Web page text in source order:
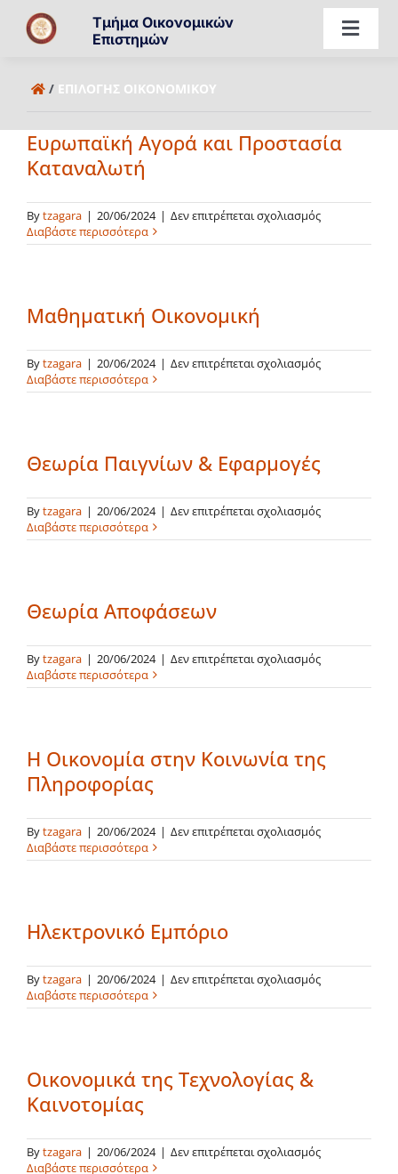
Μετάβαση
περιεχόμενο
Τμήμα Οικονομικών
Επιστημών
Επισκόπηση
Πρόγραμμα
Καριέρα & Προοπτικές
Διδάσκοντες
Απόφοιτοι
/ ΕΠΙΛΟΓΉΣ ΟΙΚΟΝΟΜΙΚΟΎ
Ευρωπαϊκή Αγορά και Προστασία
Καταναλωτή
Bytzagara | 20/06/2024 | Δεν επιτρέπεται σχολιασμόςστο
Αγορά
Διαβάστε περισσότερα
Μαθηματική Οικονομική
Bytzagara | 20/06/2024 | Δεν επιτρέπεται σχολιασμόςστο
Οικονομική
Διαβάστε περισσότερα
Θεωρία Παιγνίων & Εφαρμογές
Bytzagara | 20/06/2024 | Δεν επιτρέπεται σχολιασμόςστο
Παιγνίων
Διαβάστε περισσότερα
Θεωρία Αποφάσεων
Bytzagara | 20/06/2024 | Δεν επιτρέπεται σχολιασμόςστο
Αποφάσεων
Διαβάστε περισσότερα
Η Οικονομία στην Κοινωνία της
Πληροφορίας
Bytzagara | 20/06/2024 | Δεν επιτρέπεται σχολιασμόςστο
Οικονομία
Διαβάστε περισσότερα
Ηλεκτρονικό Εμπόριο
Bytzagara | 20/06/2024 | Δεν επιτρέπεται σχολιασμόςστο
Εμπόριο
Διαβάστε περισσότερα
Οικονομικά της Τεχνολογίας &
Καινοτομίας
Bytzagara | 20/06/2024 | Δεν επιτρέπεται σχολιασμόςστο
Διαβάστε περισσότερα